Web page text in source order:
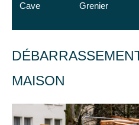
Cave
Grenier
MAISON